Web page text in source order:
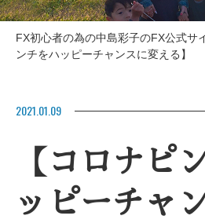
FX初心者の為の中島彩子のFX公式サ
ンチをハッピーチャンスに変える】
2021.01.09
【コロナピ
ッピーチャ